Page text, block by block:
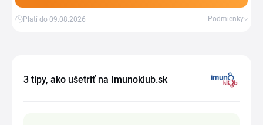
Platí do 09.08.2026 Podmienky
3 tipy, ako ušetriť na Imunoklub.sk